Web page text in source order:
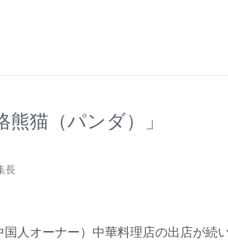
猫（パンダ）」
長
国人オーナー）中華料理店の出店が続